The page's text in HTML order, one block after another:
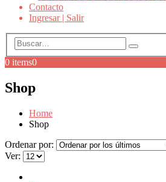
Contacto
Ingresar | Salir
0 items0
Shop
Home
Shop
Ordenar por:
Ver: